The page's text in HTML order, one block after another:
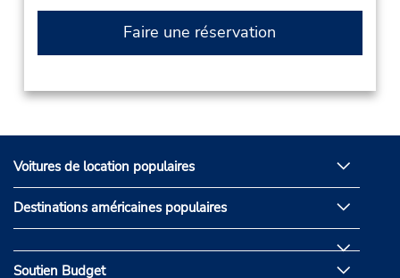
Faire une réservation
Voitures de location populaires
Destinations américaines populaires
Soutien Budget